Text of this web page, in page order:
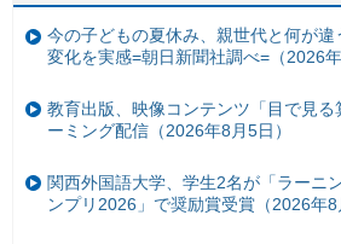
今の子どもの夏休み、親世代と何が
変化を実感=朝日新聞社調べ=（2026年
教育出版、映像コンテンツ「目で見る
ーミング配信（2026年8月5日）
関西外国語大学、学生2名が「ラーニ
ンプリ2026」で奨励賞受賞（2026年8